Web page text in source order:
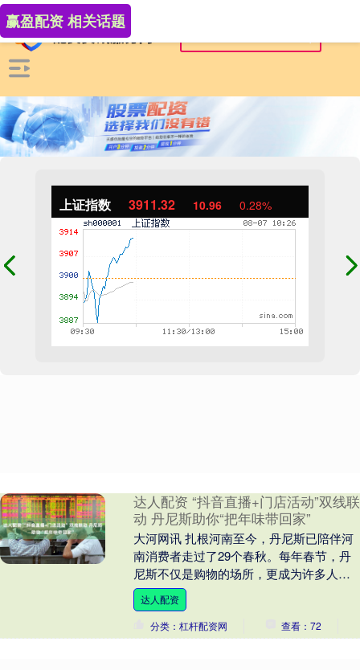
上证指数 3911.32 10.96 0.28%
赢盈配资 相关话题
达人配资 “抖音直播+门店活动”双线联
动 丹尼斯助你“把年味带回家”
大河网讯 扎根河南至今，丹尼斯已陪伴河
南消费者走过了29个春秋。每年春节，丹
尼斯不仅是购物的场所，更成为许多人记
忆中“备年货”的必去之地。今年，通过“抖
音直播+....
达人配资
分类：杠杆配资网
查看：72